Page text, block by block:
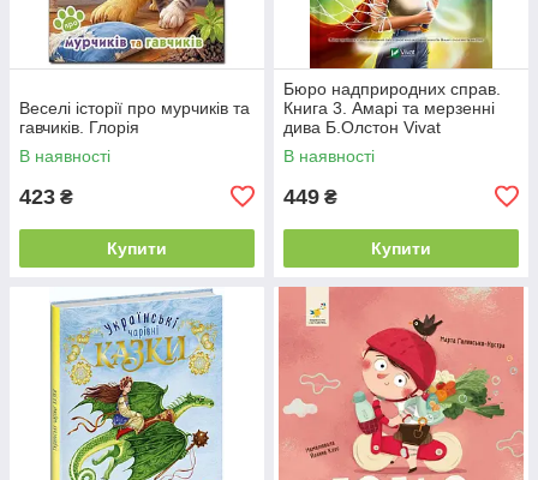
Веселі історії про мурчиків та
гавчиків. Глорія
В наявності
423 ₴
Купити
Бюро надприродних справ.
Книга 3. Амарі та мерзенні
дива Б.Олстон Vivat
В наявності
449 ₴
Купити